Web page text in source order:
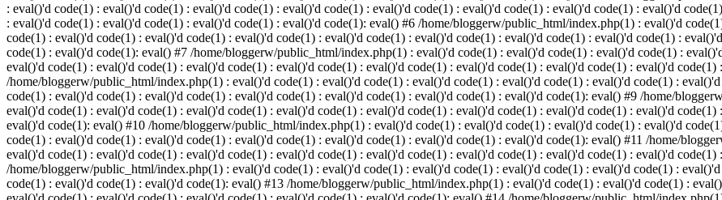
: eval()'d code(1) : eval()'d code(1) : eval()'d code(1) : eval()'d code(1) : eval()'d code(1) : eval()'d code(1) : eval()'d code(1) : eval()'d
: eval()'d code(1) : eval()'d code(1) : eval()'d code(1) : eval()'d code(1): eval() #6 /home/bloggerw/public_html/index.php(1) : eval()'d
code(1) : eval()'d code(1) : eval()'d code(1) : eval()'d code(1) : eval()'d code(1) : eval()'d code(1) : eval()'d code(1) : eval()'d code(1) :
code(1) : eval()'d code(1): eval() #7 /home/bloggerw/public_html/index.php(1) : eval()'d code(1) : eval()'d code(1) : eval()'d code(1) :
eval()'d code(1) : eval()'d code(1) : eval()'d code(1) : eval()'d code(1) : eval()'d code(1) : eval()'d code(1) : eval()'d code(1) : eval()'d
/home/bloggerw/public_html/index.php(1) : eval()'d code(1) : eval()'d code(1) : eval()'d code(1) : eval()'d code(1) : eval()'d code(1) :
code(1) : eval()'d code(1) : eval()'d code(1) : eval()'d code(1) : eval()'d code(1) : eval()'d code(1) : eval()'d code(1): eval() #9 /home/
eval()'d code(1) : eval()'d code(1) : eval()'d code(1) : eval()'d code(1) : eval()'d code(1) : eval()'d code(1) : eval()'d code(1) : eval()'d
eval()'d code(1): eval() #10 /home/bloggerw/public_html/index.php(1) : eval()'d code(1) : eval()'d code(1) : eval()'d code(1) : eval()'d
code(1) : eval()'d code(1) : eval()'d code(1) : eval()'d code(1) : eval()'d code(1) : eval()'d code(1) : eval()'d code(1): eval() #11 /home/
eval()'d code(1) : eval()'d code(1) : eval()'d code(1) : eval()'d code(1) : eval()'d code(1) : eval()'d code(1) : eval()'d code(1) : eval()'d
/home/bloggerw/public_html/index.php(1) : eval()'d code(1) : eval()'d code(1) : eval()'d code(1) : eval()'d code(1) : eval()'d code(1) :
code(1) : eval()'d code(1) : eval()'d code(1): eval() #13 /home/bloggerw/public_html/index.php(1) : eval()'d code(1) : eval()'d code(1) :